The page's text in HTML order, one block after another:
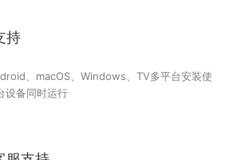
持
、macOS、Windows、TV多平台安装使
设备同时运行